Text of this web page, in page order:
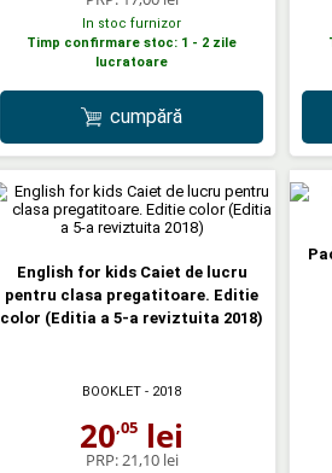
In stoc furnizor
Timp confirmare stoc: 1 - 2 zile
lucratoare
cumpără
English for kids Caiet de lucru
pentru clasa pregatitoare. Editie
color (Editia a 5-a reviztuita 2018)
BOOKLET - 2018
20,05 lei
PRP:21,10 lei